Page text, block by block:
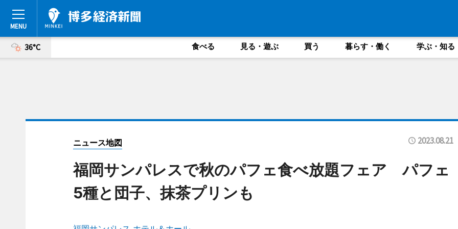
36°C 食べる 見る・遊ぶ 買う 暮らす・働く 学ぶ・知る
ニュース地図 2023.08.21
福岡サンパレスで秋のパフェ食べ放題フェア パフェ
5種と団子、抹茶プリンも